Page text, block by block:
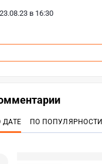
23.08.23 в 16:30
ДАТЕ ПО ПОПУЛЯРНОСТИ